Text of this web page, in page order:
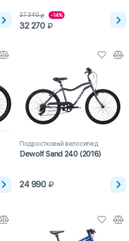
37 340 -14%
32 270
Подростковый велосипед
Dewolf Sand 240 (2016)
24 990